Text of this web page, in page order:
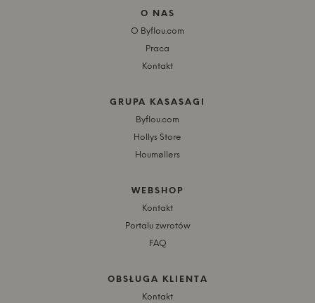
O NAS
O Byflou.com
Praca
Kontakt
GRUPA KASASAGI
Byflou.com
Hollys Store
Houmøllers
WEBSHOP
Kontakt
Portalu zwrotów
FAQ
OBSŁUGA KLIENTA
Kontakt